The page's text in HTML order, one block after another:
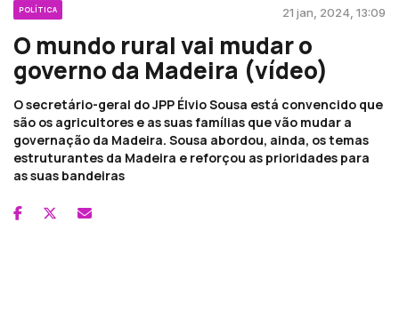
POLÍTICA 21 jan, 2024, 13:09
O mundo rural vai mudar o
governo da Madeira (vídeo)
O secretário-geral do JPP Élvio Sousa está convencido que
são os agricultores e as suas famílias que vão mudar a
governação da Madeira. Sousa abordou, ainda, os temas
estruturantes da Madeira e reforçou as prioridades para
as suas bandeiras